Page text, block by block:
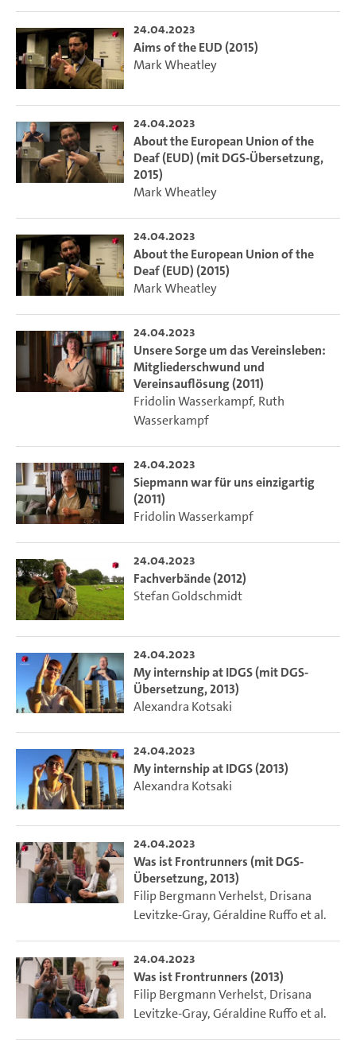
24.04.2023
Aims of the EUD (2015)
Mark Wheatley
24.04.2023
About the European Union of the
Deaf (EUD) (mit DGS-Übersetzung,
2015)
Mark Wheatley
24.04.2023
About the European Union of the
Deaf (EUD) (2015)
Mark Wheatley
24.04.2023
Unsere Sorge um das Vereinsleben:
Mitgliederschwund und
Vereinsauflösung (2011)
Fridolin Wasserkampf, Ruth
Wasserkampf
24.04.2023
Siepmann war für uns einzigartig
(2011)
Fridolin Wasserkampf
24.04.2023
Fachverbände (2012)
Stefan Goldschmidt
24.04.2023
My internship at IDGS (mit DGS-
Übersetzung, 2013)
Alexandra Kotsaki
24.04.2023
My internship at IDGS (2013)
Alexandra Kotsaki
24.04.2023
Was ist Frontrunners (mit DGS-
Übersetzung, 2013)
Filip Bergmann Verhelst, Drisana
Levitzke-Gray,Géraldine Ruffoet al.
24.04.2023
Was ist Frontrunners (2013)
Filip Bergmann Verhelst, Drisana
Levitzke-Gray,Géraldine Ruffoet al.